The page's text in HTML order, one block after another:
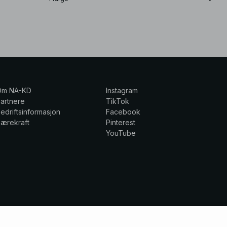
NA-KD
Instagram
TikTok
Facebook
Pinterest
YouTube